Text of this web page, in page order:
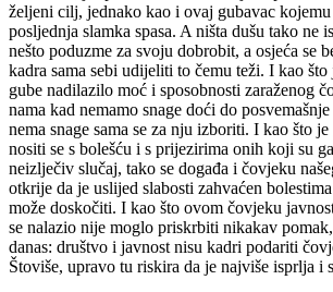
željeni cilj, jednako kao i ovaj gubavac
posljednja slamka spasa. A ništa dušu tako ne
nešto poduzme za svoju dobrobit, a osjeća se
kadra sama sebi udijeliti to čemu teži. I kao
gube nadilazilo moć i sposobnosti zaraženog
nama kad nemamo snage doći do
nema snage sama se za nju izboriti. I kao što
nositi se s bolešću i s prijezirima onih koji su
neizlječiv slučaj, tako se događa i čovjeku
otkrije da je uslijed slabosti zahvaćen
može doskočiti. I kao što ovom čovjeku
se nalazio nije moglo priskrbiti nikakav
danas: društvo i javnost nisu kadri podariti
Štoviše, upravo tu riskira da je najviše isprlja i